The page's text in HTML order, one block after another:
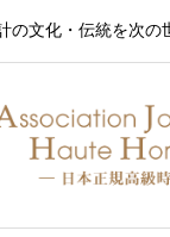
の文化・伝統を次の